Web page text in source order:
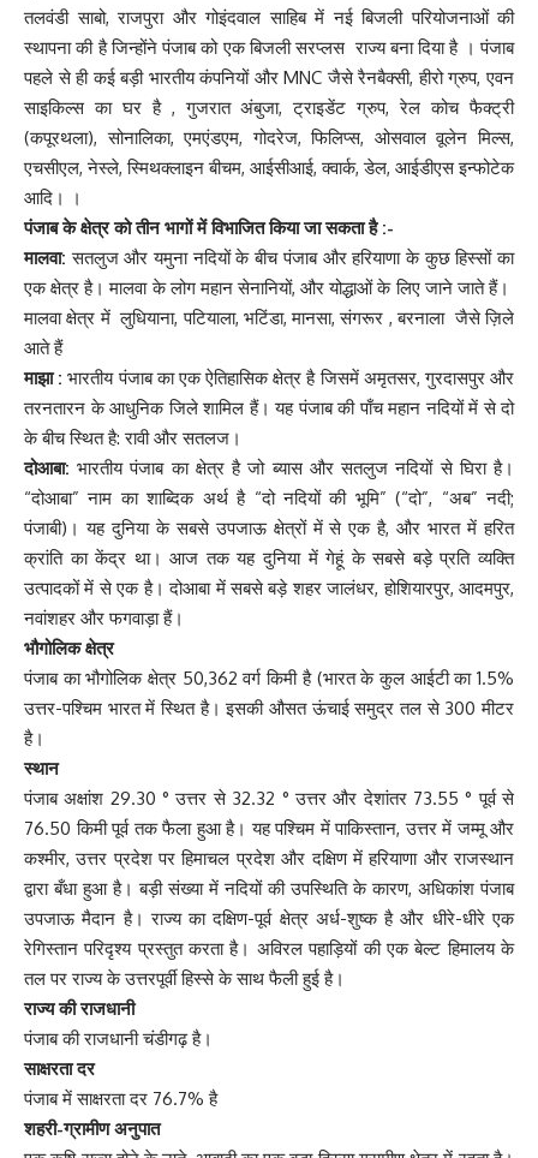
तलवंडी साबो, राजपुरा और गोइंदवाल साहिब में नई बिजली परियोजनाओं की
स्थापना की है जिन्होंने पंजाब को एक बिजली सरप्लस राज्य बना दिया है । पंजाब
पहले से ही कई बड़ी भारतीय कंपनियों और MNC जैसे रैनबैक्सी, हीरो ग्रुप, एवन
साइकिल्स का घर है , गुजरात अंबुजा, ट्राइडेंट ग्रुप, रेल कोच फैक्ट्री
(कपूरथला), सोनालिका, एमएंडएम, गोदरेज, फिलिप्स, ओसवाल वूलेन मिल्स,
एचसीएल, नेस्ले, स्मिथक्लाइन बीचम, आईसीआई, क्वार्क, डेल, आईडीएस इन्फोटेक
आदि। ।
पंजाब के क्षेत्र को तीन भागों में विभाजित किया जा सकता है :-
मालवा: सतलुज और यमुना नदियों के बीच पंजाब और हरियाणा के कुछ हिस्सों का
एक क्षेत्र है। मालवा के लोग महान सेनानियों, और योद्धाओं के लिए जाने जाते हैं।
मालवा क्षेत्र में लुधियाना, पटियाला, भटिंडा, मानसा, संगरूर , बरनाला जैसे ज़िले
आते हैं
माझा : भारतीय पंजाब का एक ऐतिहासिक क्षेत्र है जिसमें अमृतसर, गुरदासपुर और
तरनतारन के आधुनिक जिले शामिल हैं। यह पंजाब की पाँच महान नदियों में से दो
के बीच स्थित है: रावी और सतलज।
दोआबा: भारतीय पंजाब का क्षेत्र है जो ब्यास और सतलुज नदियों से घिरा है।
“दोआबा” नाम का शाब्दिक अर्थ है “दो नदियों की भूमि” (“दो”, “अब” नदी;
पंजाबी)। यह दुनिया के सबसे उपजाऊ क्षेत्रों में से एक है, और भारत में हरित
क्रांति का केंद्र था। आज तक यह दुनिया में गेहूं के सबसे बड़े प्रति व्यक्ति
उत्पादकों में से एक है। दोआबा में सबसे बड़े शहर जालंधर, होशियारपुर, आदमपुर,
नवांशहर और फगवाड़ा हैं।
भौगोलिक क्षेत्र
पंजाब का भौगोलिक क्षेत्र 50,362 वर्ग किमी है (भारत के कुल आईटी का 1.5%
उत्तर-पश्चिम भारत में स्थित है। इसकी औसत ऊंचाई समुद्र तल से 300 मीटर
है।
स्थान
पंजाब अक्षांश 29.30 ° उत्तर से 32.32 ° उत्तर और देशांतर 73.55 ° पूर्व से
76.50 किमी पूर्व तक फैला हुआ है। यह पश्चिम में पाकिस्तान, उत्तर में जम्मू और
कश्मीर, उत्तर प्रदेश पर हिमाचल प्रदेश और दक्षिण में हरियाणा और राजस्थान
द्वारा बँधा हुआ है। बड़ी संख्या में नदियों की उपस्थिति के कारण, अधिकांश पंजाब
उपजाऊ मैदान है। राज्य का दक्षिण-पूर्व क्षेत्र अर्ध-शुष्क है और धीरे-धीरे एक
रेगिस्तान परिदृश्य प्रस्तुत करता है। अविरल पहाड़ियों की एक बेल्ट हिमालय के
तल पर राज्य के उत्तरपूर्वी हिस्से के साथ फैली हुई है।
राज्य की राजधानी
पंजाब की राजधानी चंडीगढ़ है।
साक्षरता दर
पंजाब में साक्षरता दर 76.7% है
शहरी-ग्रामीण अनुपात